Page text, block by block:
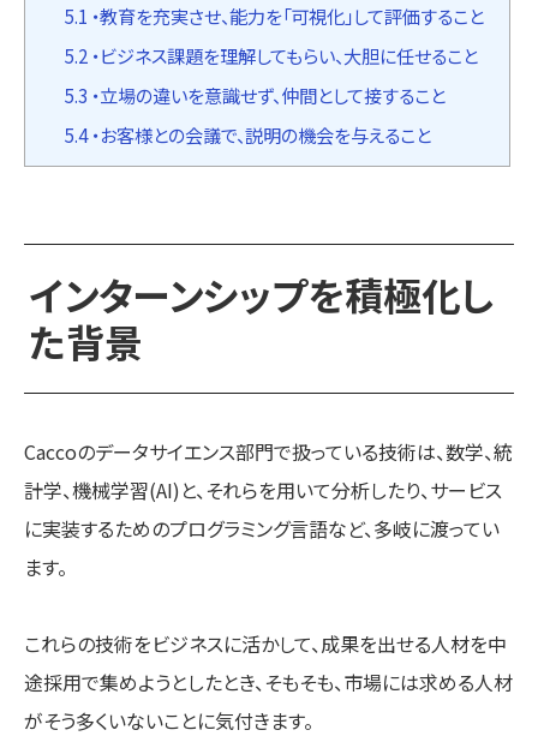
5.1 ・教育を充実させ、能力を「可視化」して評価すること
5.2・ビジネス課題を理解してもらい、大胆に任せること
5.3 ・立場の違いを意識せず、仲間として接すること
5.4・お客様との会議で、説明の機会を与えること
インターンシップを積極化し
た背景
Caccoのデータサイエンス部門で扱っている技術は、数学、統
計学、機械学習(AI)と、それらを用いて分析したり、サービス
に実装するためのプログラミング言語など、多岐に渡ってい
ます。
これらの技術をビジネスに活かして、成果を出せる人材を中
途採用で集めようとしたとき、そもそも、市場には求める人材
がそう多くいないことに気付きます。